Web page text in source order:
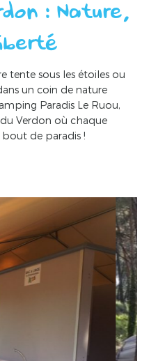
: Nature,
!
tente sous les étoiles ou
un coin de nature
Paradis Le Ruou,
Verdon où chaque
de paradis !